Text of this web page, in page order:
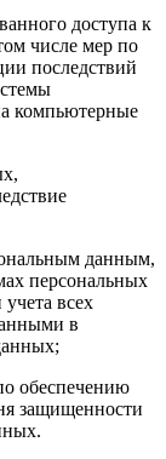
доступа к
числе мер по
последствий
компьютерные
данным,
персональных
всех
в
обеспечению
защищенности